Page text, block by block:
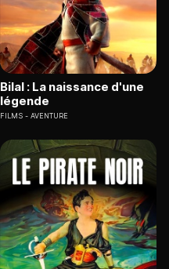
Bilal : La naissance d'une
légende
FILMS AVENTURE